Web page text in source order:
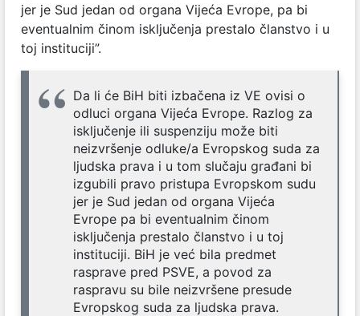
jer je Sud jedan od organa Vijeća Evrope, pa bi
eventualnim činom isključenja prestalo članstvo i u
toj instituciji”.
Da li će BiH biti izbačena iz VE ovisi o
odluci organa Vijeća Evrope. Razlog za
isključenje ili suspenziju može biti
neizvršenje odluke/a Evropskog suda za
ljudska prava i u tom slučaju građani bi
izgubili pravo pristupa Evropskom sudu
jer je Sud jedan od organa Vijeća
Evrope pa bi eventualnim činom
isključenja prestalo članstvo i u toj
instituciji. BiH je već bila predmet
rasprave pred PSVE, a povod za
raspravu su bile neizvršene presude
Evropskog suda za ljudska prava.